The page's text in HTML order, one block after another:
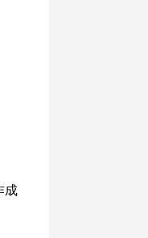
成